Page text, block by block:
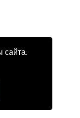
сайта.